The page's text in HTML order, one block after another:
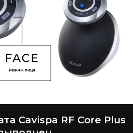
Cavispa RF Core Plus